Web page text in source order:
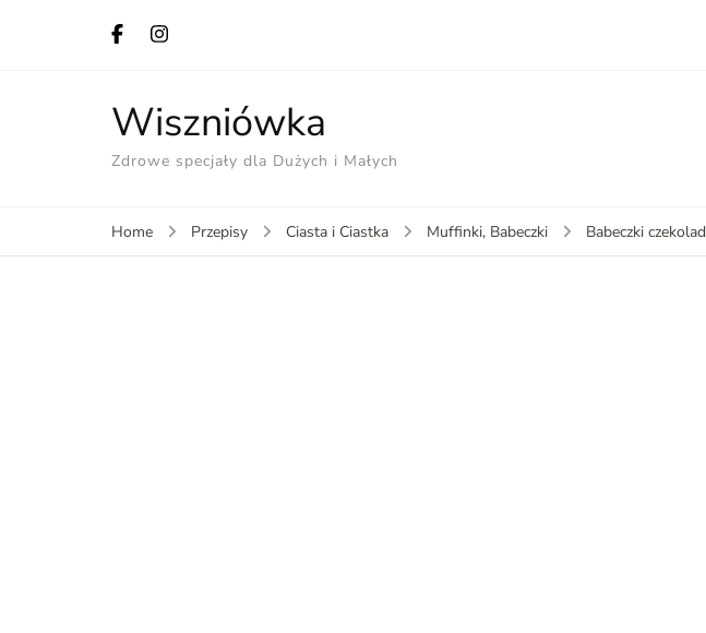
Wiszniówka
Zdrowe specjały dla Dużych i Małych
Home Przepisy Ciasta i Ciastka Muffinki, Babeczki Babeczki